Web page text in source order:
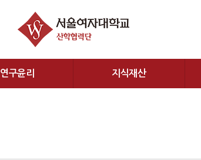
연구윤리 지식재산